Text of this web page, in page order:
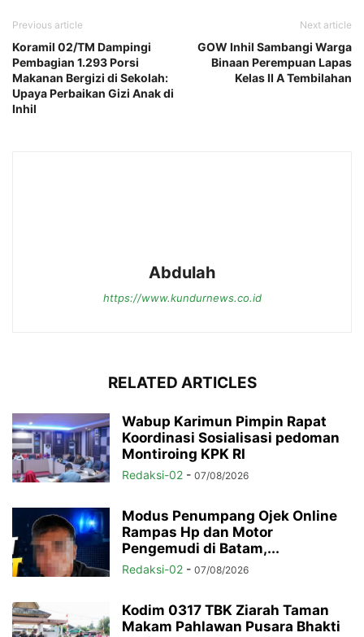
Previous article
Koramil 02/TM Dampingi
Pembagian 1.293 Porsi
Makanan Bergizi di Sekolah:
Upaya Perbaikan Gizi Anak di
Inhil
Next article
GOW Inhil Sambangi Warga
Binaan Perempuan Lapas
Kelas II A Tembilahan
Abdulah
https://www.kundurnews.co.id
RELATED ARTICLES
Wabup Karimun Pimpin Rapat
Koordinasi Sosialisasi pedoman
Montiroing KPK RI
Redaksi-02 - 07/08/2026
Modus Penumpang Ojek Online
Rampas Hp dan Motor
Pengemudi di Batam,...
Redaksi-02 - 07/08/2026
Kodim 0317 TBK Ziarah Taman
Makam Pahlawan Pusara Bhakti